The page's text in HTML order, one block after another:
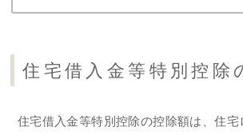
住宅借入金等特別控除
住宅借入金等特別控除の控除額は、住